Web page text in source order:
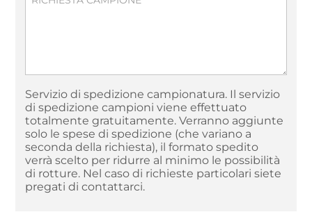
Servizio di spedizione campionatura. Il servizio
di spedizione campioni viene effettuato
totalmente gratuitamente. Verranno aggiunte
solo le spese di spedizione (che variano a
seconda della richiesta), il formato spedito
verrà scelto per ridurre al minimo le possibilità
di rotture. Nel caso di richieste particolari siete
pregati di contattarci.